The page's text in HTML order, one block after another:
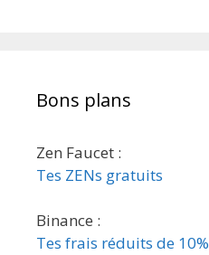
Bons plans
Zen Faucet :
Tes ZENs gratuits
Binance :
Tes frais réduits de 10%